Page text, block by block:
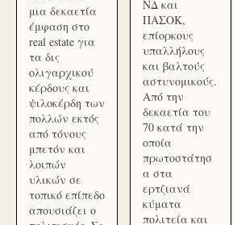
μια δεκαετία
έμφαση στο
real estate για
τα δις
ολιγαρχικού
κέρδους και
ψιλοκέρδη των
πολλών εκτός
από τόνους
μπετόν και
λοιπών
υλικών σε
τοπικό επίπεδο
απουσιάζει ο
ΝΔ και
ΠΑΣΟΚ,
επίορκους
υπαλλήλους
και βαλτούς
αστυνομικούς.
Από την
δεκαετία του
70 κατά την
οποία
πρωτοστάτησ
α στα
ερτζιανά
κύματα
πολιτεία και